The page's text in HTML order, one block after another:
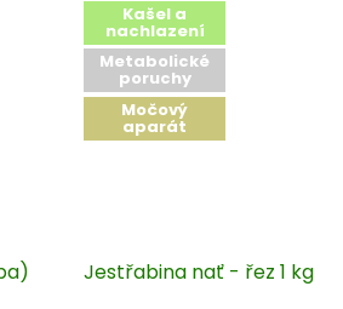
Kašel a
nachlazení
Metabolické
poruchy
Močový
aparát
Jestřabina nať - řez 1 kg